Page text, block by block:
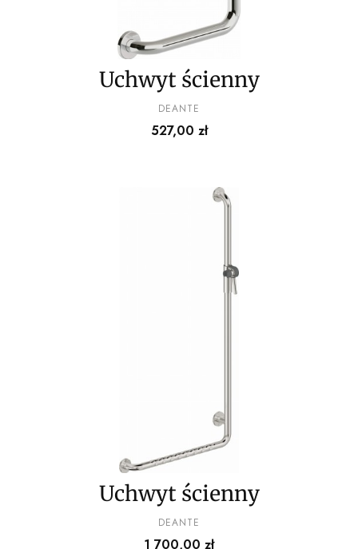
Uchwyt ścienny
PRODUCENT
DEANTE
Cena
527,00 zł
Uchwyt ścienny
PRODUCENT
DEANTE
Cena
1 700,00 zł